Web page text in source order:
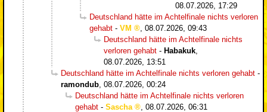
08.07.2026, 17:29
Deutschland hätte im Achtelfinale nichts verloren
gehabt - VM
08.07.2026, 09:43
Deutschland hätte im Achtelfinale nichts
verloren gehabt - Habakuk
08.07.2026, 13:51
Deutschland hätte im Achtelfinale nichts verloren gehabt -
ramondub 08.07.2026, 00:24
Deutschland hätte im Achtelfinale nichts verloren
gehabt - Sascha
08.07.2026, 06:31